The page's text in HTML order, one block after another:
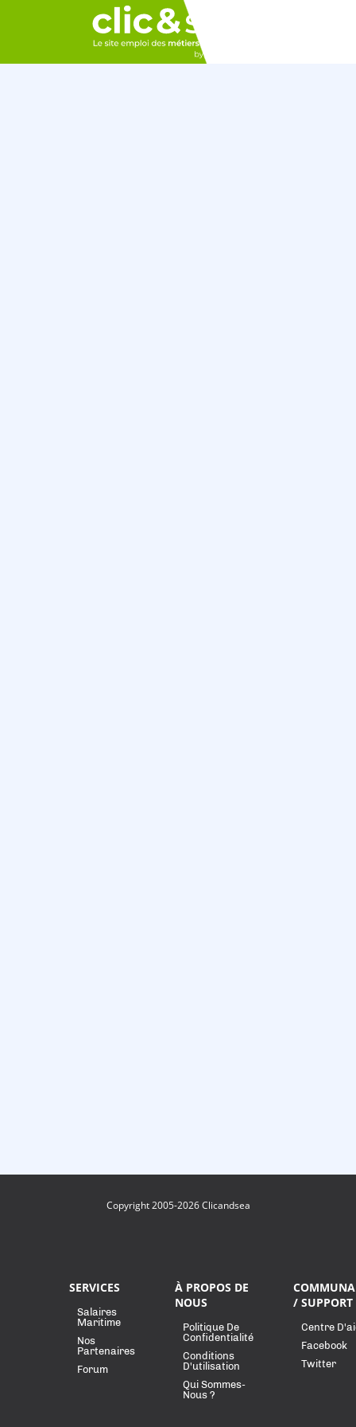
Copyright 2005-2026 Clicandsea
SERVICES
Salaires
Maritime
Nos
Partenaires
Forum
À PROPOS DE
NOUS
Politique De
Confidentialité
Conditions
D'utilisation
Qui Sommes-
Nous ?
/ SUPPORT
Centre
Facebook
Twitter